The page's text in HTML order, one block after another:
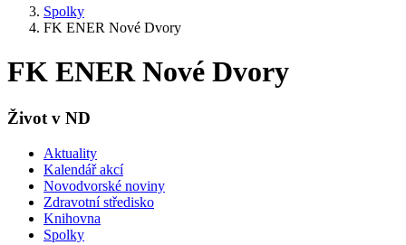
Spolky
FK ENER Nové Dvory
FK ENER Nové Dvory
Život v ND
Aktuality
Kalendář akcí
Novodvorské noviny
Zdravotní středisko
Knihovna
Spolky